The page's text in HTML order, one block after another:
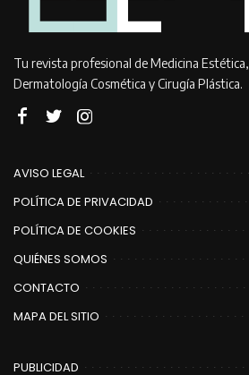
Tu revista profesional de Medicina Estética,
Dermatología Cosmética y Cirugía Plástica.
AVISO LEGAL
POLÍTICA DE PRIVACIDAD
POLÍTICA DE COOKIES
QUIÉNES SOMOS
CONTACTO
MAPA DEL SITIO
PUBLICIDAD